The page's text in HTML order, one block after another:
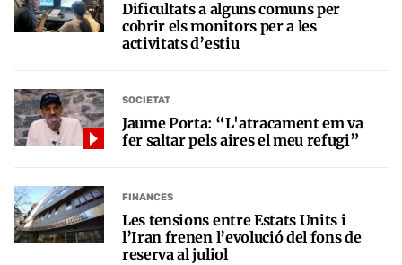
Dificultats a alguns comuns per
cobrir els monitors per a les
activitats d’estiu
SOCIETAT
Jaume Porta: “L'atracament em va
fer saltar pels aires el meu refugi”
FINANCES
Les tensions entre Estats Units i
l’Iran frenen l’evolució del fons de
reserva al juliol